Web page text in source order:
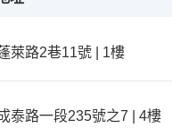
萊路2巷11號 | 1樓
泰路一段235號之7 | 4樓